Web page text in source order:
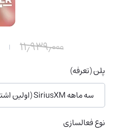
۱۱٫۹۳۹٫۰۰۰
پلن (تعرفه)
سه ماهه SiriusXM (اولین اشتراک)
نوع فعالسازی